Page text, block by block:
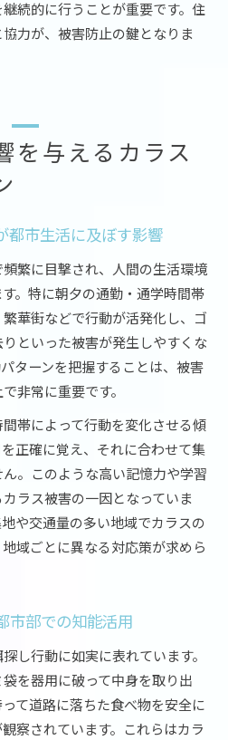
続的に行うことが重要です。住
力が、被害防止の鍵となりま
を与えるカラス
都市生活に及ぼす影響
繁に目撃され、人間の生活環境
。特に朝夕の通勤・通学時間帯
華街などで行動が活発化し、ゴ
といった被害が発生しやすくな
ターンを把握することは、被害
非常に重要です。
帯によって行動を変化させる傾
正確に覚え、それに合わせて集
。このような高い記憶力や学習
ラス被害の一因となっていま
や交通量の多い地域でカラスの
域ごとに異なる対応策が求めら
市部での知能活用
し行動に如実に表れています。
を器用に破って中身を取り出
て道路に落ちた食べ物を安全に
察されています。これらはカラ